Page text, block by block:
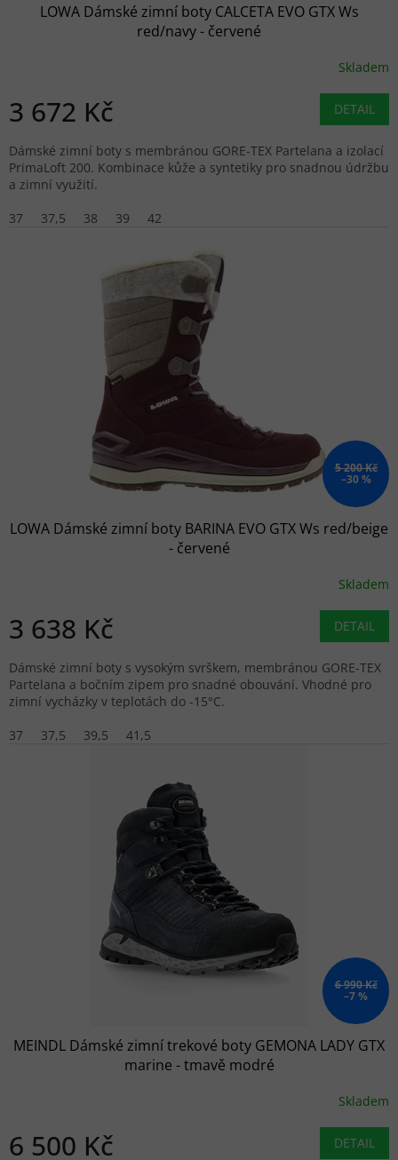
LOWA Dámské zimní boty CALCETA EVO GTX Ws
red/navy - červené
Skladem
3 672 Kč DETAIL
Dámské zimní boty s membránou GORE-TEX Partelana a izolací
PrimaLoft 200. Kombinace kůže a syntetiky pro snadnou údržbu
a zimní využití.
37
37,5 38 39 42
5 200 Kč
–30 %
LOWA Dámské zimní boty BARINA EVO GTX Ws red/beige
- červené
Skladem
3 638 Kč DETAIL
Dámské zimní boty s vysokým svrškem, membránou GORE-TEX
Partelana a bočním zipem pro snadné obouvání. Vhodné pro
zimní vycházky v teplotách do -15°C.
37
37,5 39,5 41,5
6 990 Kč
–7 %
MEINDL Dámské zimní trekové boty GEMONA LADY GTX
marine - tmavě modré
Skladem
6 500 Kč DETAIL